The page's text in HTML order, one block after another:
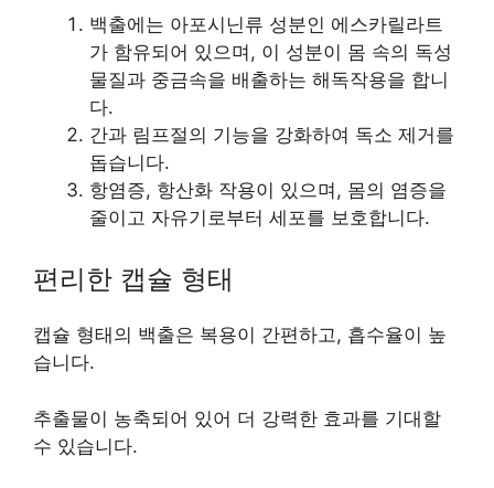
백출에는 아포시닌류 성분인 에스카릴라트
가 함유되어 있으며, 이 성분이 몸 속의 독성
물질과 중금속을 배출하는 해독작용을 합니
다.
간과 림프절의 기능을 강화하여 독소 제거를
돕습니다.
항염증, 항산화 작용이 있으며, 몸의 염증을
줄이고 자유기로부터 세포를 보호합니다.
편리한 캡슐 형태
캡슐 형태의 백출은 복용이 간편하고, 흡수율이 높
습니다.
추출물이 농축되어 있어 더 강력한 효과를 기대할
수 있습니다.